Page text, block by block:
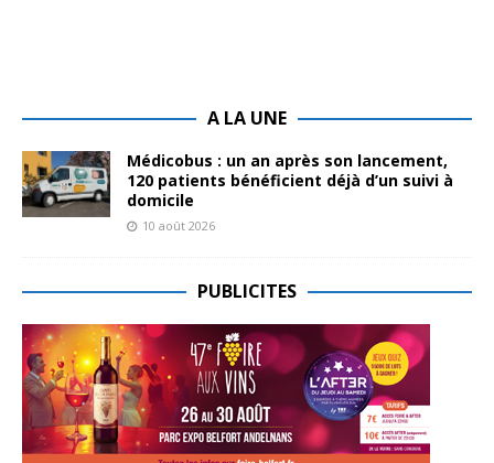
A LA UNE
Médicobus : un an après son lancement,
120 patients bénéficient déjà d’un suivi à
domicile
10 août 2026
PUBLICITES